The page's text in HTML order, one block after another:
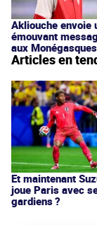
Akliouche envoie
émouvant
aux Monégasques
Articles en
Et maintenant
joue Paris avec
gardiens ?